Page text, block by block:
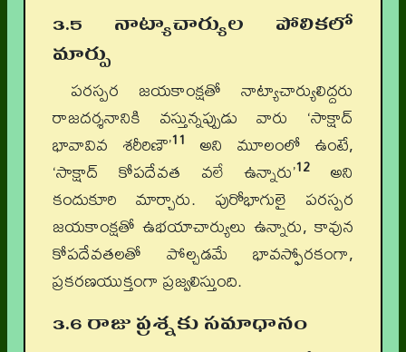
3.5 నాట్యాచార్యుల పోలికలో
మార్పు
పరస్పర జయకాంక్షతో నాట్యాచార్యులిద్దరు
రాజదర్శనానికి వస్తున్నప్పుడు వారు ‘సాక్షాద్
భావావివ శరీరిణౌ’11
అని మూలంలో ఉంటే,
‘సాక్షాద్ కోపదేవత వలే ఉన్నారు’12అని
కందుకూరి మార్చారు. పురోభాగులై పరస్పర
జయకాంక్షతో ఉభయాచార్యులు ఉన్నారు, కావున
కోపదేవతలతో పోల్చడమే భావస్ఫోరకంగా,
ప్రకరణయుక్తంగా ప్రజ్వలిస్తుంది.
3.6 రాజు ప్రశ్నకు సమాధానం